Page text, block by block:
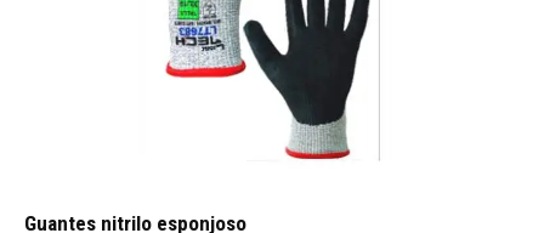
Guantes nitrilo esponjoso